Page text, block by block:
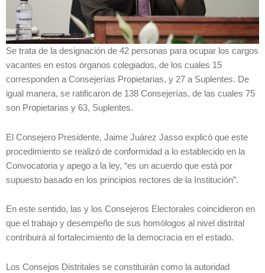
Se trata de la designación de 42 personas para ocupar los cargos
vacantes en estos órganos colegiados, de los cuales 15
corresponden a Consejerías Propietarias, y 27 a Suplentes. De
igual manera, se ratificaron de 138 Consejerías, de las cuales 75
son Propietarias y 63, Suplentes.
El Consejero Presidente, Jaime Juárez Jasso explicó que este
procedimiento se realizó de conformidad a lo establecido en la
Convocatoria y apego a la ley, “es un acuerdo que está por
supuesto basado en los principios rectores de la Institución”.
En este sentido, las y los Consejeros Electorales coincidieron en
que el trabajo y desempeño de sus homólogos al nivel distrital
contribuirá al fortalecimiento de la democracia en el estado.
Los Consejos Distritales se constituirán como la autoridad